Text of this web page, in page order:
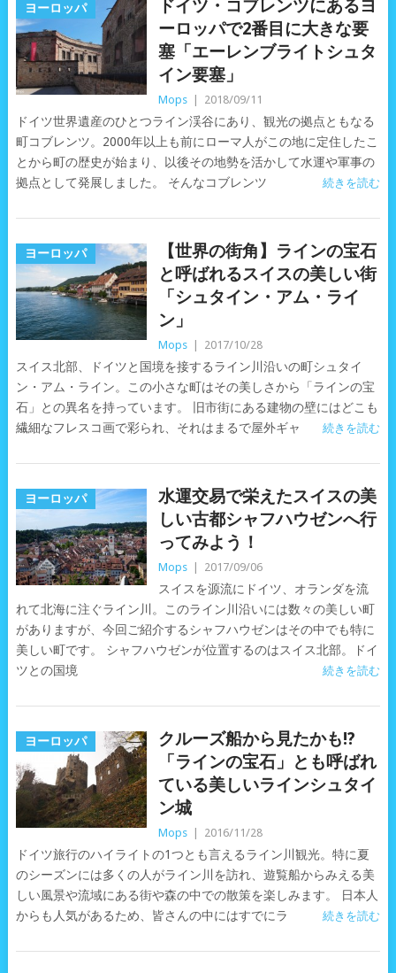
ヨーロッパ
ドイツ・コブレンツにあるヨ
ーロッパで2番目に大きな要
塞「エーレンブライトシュタ
イン要塞」
Mops 2018/09/11
ドイツ世界遺産のひとつライン渓谷にあり、観光の拠点ともなる
町コブレンツ。2000年以上も前にローマ人がこの地に定住したこ
とから町の歴史が始まり、以後その地勢を活かして水運や軍事の
拠点として発展しました。 そんなコブレンツ
続きを読む
ヨーロッパ
【世界の街角】ラインの宝石
と呼ばれるスイスの美しい街
「シュタイン・アム・ライ
ン」
Mops 2017/10/28
スイス北部、ドイツと国境を接するライン川沿いの町シュタイ
ン・アム・ライン。この小さな町はその美しさから「ラインの宝
石」との異名を持っています。 旧市街にある建物の壁にはどこも
繊細なフレスコ画で彩られ、それはまるで屋外ギャ
続きを読む
ヨーロッパ
水運交易で栄えたスイスの美
しい古都シャフハウゼンへ行
ってみよう！
Mops 2017/09/06
スイスを源流にドイツ、オランダを流
れて北海に注ぐライン川。このライン川沿いには数々の美しい町
がありますが、今回ご紹介するシャフハウゼンはその中でも特に
美しい町です。 シャフハウゼンが位置するのはスイス北部。ドイ
ツとの国境
続きを読む
ヨーロッパ
クルーズ船から見たかも!?
「ラインの宝石」とも呼ばれ
ている美しいラインシュタイ
ン城
Mops 2016/11/28
ドイツ旅行のハイライトの1つとも言えるライン川観光。特に夏
のシーズンには多くの人がライン川を訪れ、遊覧船からみえる美
しい風景や流域にある街や森の中での散策を楽しみます。 日本人
からも人気があるため、皆さんの中にはすでにラ
続きを読む